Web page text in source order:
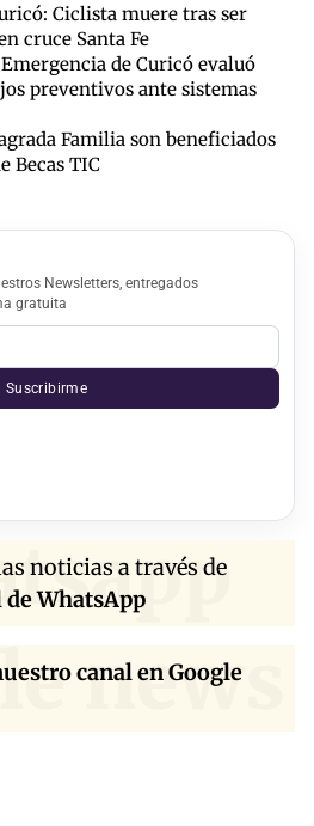
Ciclista muere tras ser
cruce Santa Fe
de Curicó evaluó
preventivos ante sistemas
Familia son beneficiados
Becas TIC
Newsletters, entregados
gratuita
Suscribirme
noticias a través de
WhatsApp
news
canal en Google